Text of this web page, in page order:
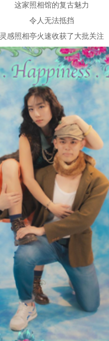
这家照相馆的复古魅力
令人无法抵挡
灵感照相亭火速收获了大批关注